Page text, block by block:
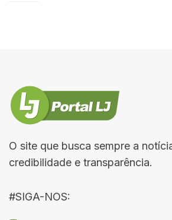
O site que busca sempre a
credibilidade e transparência.
#SIGA-NOS: